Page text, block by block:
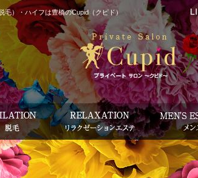
）・ハイフは豊橋のCupid（クピド）